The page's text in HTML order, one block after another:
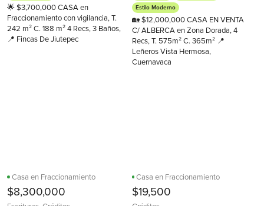
🌟 $3,700,000 CASA en
Fraccionamiento con vigilancia, T.
242 m² C. 188 m² 4 Recs, 3 Baños,
📍 Fincas De Jiutepec
Estilo Moderno
🏡 $12,000,000 CASA EN VENTA
C/ ALBERCA en Zona Dorada, 4
Recs, T. 575m² C. 365m² 📍
Leñeros Vista Hermosa,
Cuernavaca
Casa en Fraccionamiento
$8,300,000
Casa en Fraccionamiento
$19,500